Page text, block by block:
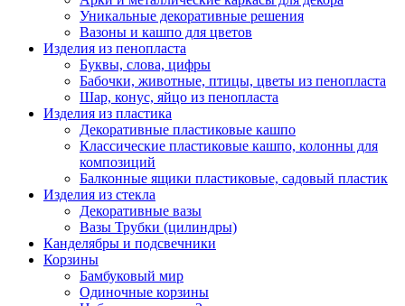
Уникальные декоративные решения
Вазоны и кашпо для цветов
Изделия из пенопласта
Буквы, слова, цифры
Бабочки, животные, птицы, цветы из пенопласта
Шар, конус, яйцо из пенопласта
Изделия из пластика
Декоративные пластиковые кашпо
Классические пластиковые кашпо, колонны для
композиций
Балконные ящики пластиковые, садовый пластик
Изделия из стекла
Декоративные вазы
Вазы Трубки (цилиндры)
Канделябры и подсвечники
Корзины
Бамбуковый мир
Одиночные корзины